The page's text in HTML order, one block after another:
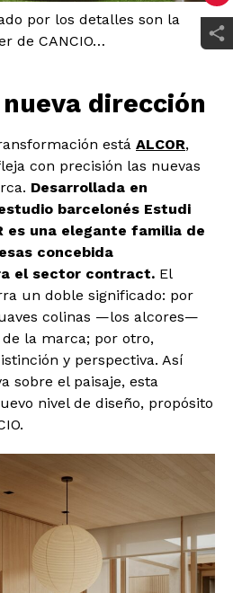
por los detalles son la
de CANCIO…
nueva dirección
está ALCOR,
con precisión las nuevas
Desarrollada en
barcelonés Estudi
es una elegante familia de
concebida
el sector contract. El
un doble significado: por
colinas —los alcores—
la marca; por otro,
y perspectiva. Así
sobre el paisaje, esta
nivel de diseño, propósito